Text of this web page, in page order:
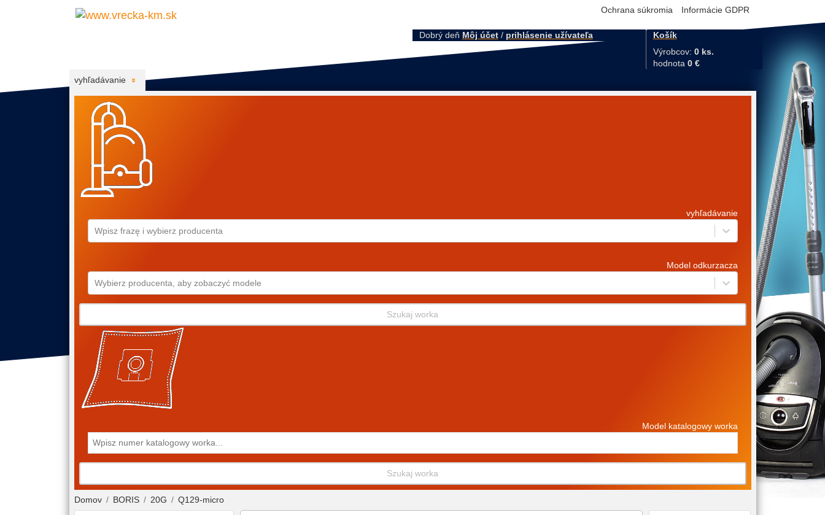
Ochrana súkromia Informácie GDPR
Dobrý deň Môj účet/ prihlásenie užívateľa
Košík
Výrobcov: 0 ks.
hodnota 0 €
vyhľadávanie
vyhľadávanie
Wpisz frazę i wybierz producenta
Model odkurzacza
Wybierz producenta, aby zobaczyć modele
Szukaj worka
Model katalogowy worka
Szukaj worka
Domov BORIS 20G Q129-micro